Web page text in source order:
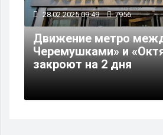
28.02.2025 09:49 7956
Движение метро
Черемушками» и
закроют на 2 дня